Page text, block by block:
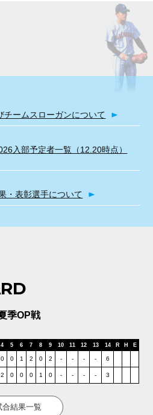
チームスローガンについて
入部予定者一覧（12.20時点）
・表彰選手について
季OP戦
4 5 6 7 8 9 10 11 12 13 14 R H E
0 0 1 2 0 2 - - - - 6
2 0 0 0 1 0 - - - - 3
合結果一覧